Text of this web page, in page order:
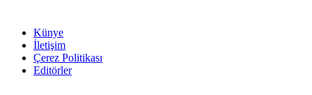
Künye
İletişim
Çerez Politikası
Editörler